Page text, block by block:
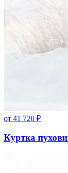
от 41 720 ₽
Куртка